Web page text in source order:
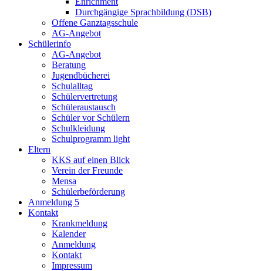
Durchgängige Sprachbildung (DSB)
Offene Ganztagsschule
AG-Angebot
Schülerinfo
AG-Angebot
Beratung
Jugendbücherei
Schulalltag
Schülervertretung
Schüleraustausch
Schüler vor Schülern
Schulkleidung
Schulprogramm light
Eltern
KKS auf einen Blick
Verein der Freunde
Mensa
Schülerbeförderung
Anmeldung 5
Kontakt
Krankmeldung
Kalender
Anmeldung
Kontakt
Impressum